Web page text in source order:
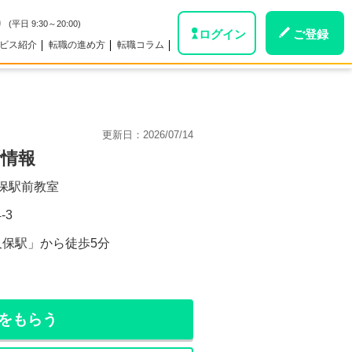
(平日 9:30～20:00)
ス紹介 転職の進め方 転職コラム
ログイン ご登録
更新日： 2026/07/14
報
駅前教室
3
駅」から徒歩5分
もらう